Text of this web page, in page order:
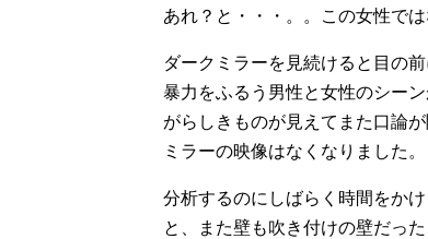
あれ？と・・・。。この女性で
ダークミラーを見続けると目の
暴力をふるう男性と女性のシー
がらしきものが見えてまた口論
ミラーの映像はなくなりました。
分析するのにしばらく時間をか
と、また壁も吹き付けの壁だっ